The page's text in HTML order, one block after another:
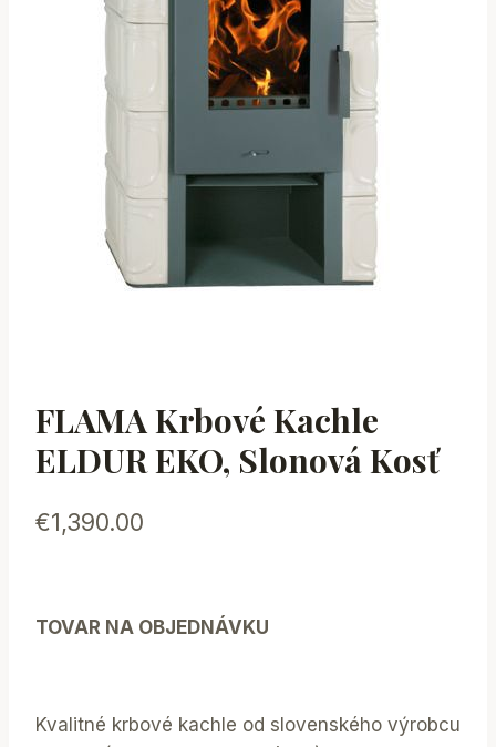
FLAMA Krbové Kachle
ELDUR EKO, Slonová Kosť
€1,390.00
TOVAR NA OBJEDNÁVKU
Kvalitné krbové kachle od slovenského výrobcu